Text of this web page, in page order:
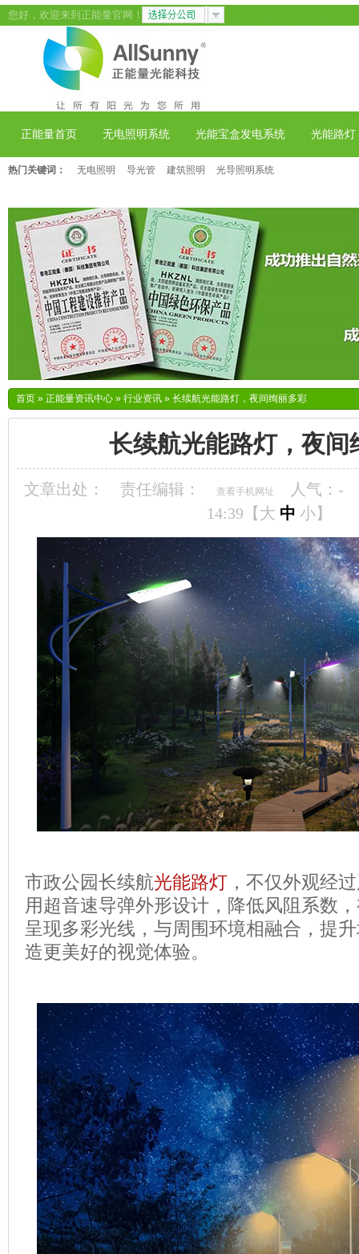
您好，欢迎来到正能量官网！
正能量首页 无电照明系统 光能宝盒发电系统 光能路灯
热门关键词： 无电照明 导光管 建筑照明 光导照明系统
首页 » 正能量资讯中心 » 行业资讯 » 长续航光能路灯，夜间绚丽多彩
长续航光能路灯，夜间
文章出处： 责任编辑： 查看手机网址 人气： -
14:39【 大 中 小】
市政公园长续航光能路灯 ，不仅外观经
用超音速导弹外形设计，降低风阻系数
呈现多彩光线，与周围环境相融合，提
造更美好的视觉体验。